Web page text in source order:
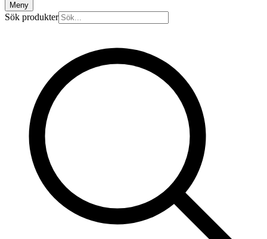
Meny
Sök produkter